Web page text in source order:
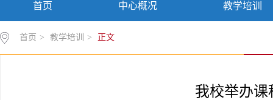
首页 中心概况 教学培训
首页 > 教学培训 > 正文
我校举办课